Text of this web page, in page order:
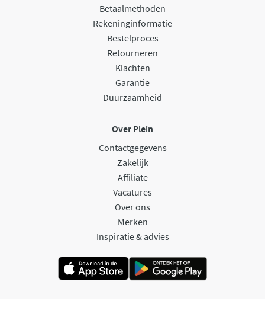
Betaalmethoden
Rekeninginformatie
Bestelproces
Retourneren
Klachten
Garantie
Duurzaamheid
Over Plein
Contactgegevens
Zakelijk
Affiliate
Vacatures
Over ons
Merken
Inspiratie & advies